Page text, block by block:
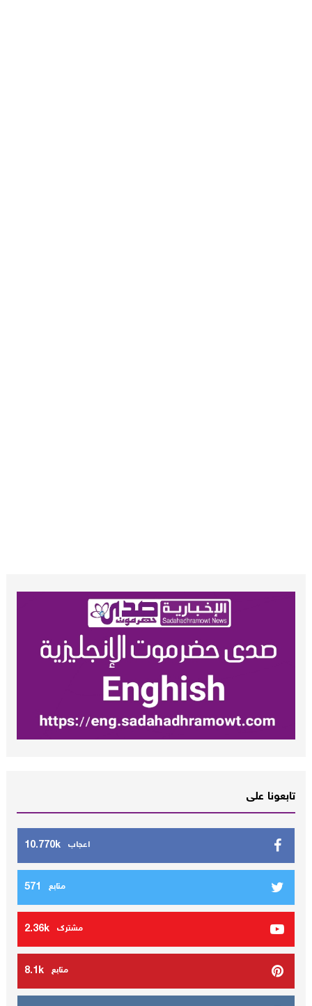
تابعونا على
10.770k اعجاب
571 متابع
2.36k مشترك
8.1k متابع